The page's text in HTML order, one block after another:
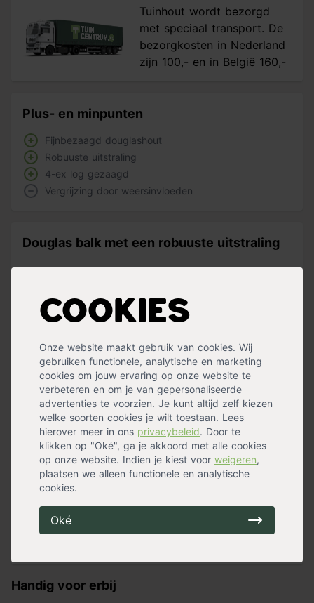
Cookies
Onze website maakt gebruik van cookies. Wij
gebruiken functionele, analytische en marketing
cookies om jouw ervaring op onze website te
verbeteren en om je van gepersonaliseerde
advertenties te voorzien. Je kunt altijd zelf kiezen
welke soorten cookies je wilt toestaan. Lees
hierover meer in ons privacybeleid. Door te
klikken op "Oké", ga je akkoord met alle cookies
op onze website. Indien je kiest voor weigeren,
plaatsen we alleen functionele en analytische
cookies.
Oké
Tuinhout wordt bezorgd
met speciaal transport. De
bezorgkosten in Nederland
zijn 100,- en in België 160,-
Plus- en minpunten
Fijnbezaagd douglashout
Robuuste uitstraling
4-ex log gezaagd
Vergrijzing door weersinvloeden
Douglas balk met een robuuste uitstraling
uiterlijk van het douglashout. Het bijzondere aan ons
douglashout is dat het4-ex logs gezaagd
met kopmaat 5x15 cm worden voornamelijktoegepast
als gordingen of spanten
voor onder andere veranda’s,
kapschuren en overkappingen. Ook worden deze balken
gebruikt als ligger voor een pergola of afdekregel voor
schuttingendie zijn geplaatst met 15x15 cm palen.
Lees meer »
Eigenschappen van douglashout
Onze ruwe douglas balken zijn vers gezaagd, waardoor
er in de eerste maanden kans is op vochtuittreding,
harsuittreding en werking van het hout. Houd verder ook
structuurverschil, kwasten en noesten die aanwezig
kunnen zijn op het hout. Dit is onoverkomelijk en heeft
vergrijst mooi. Ook blijft tijdens en na het vergrijzen de
mooie ‘vlam’ in het hout behouden. Wil je de originele
Specificaties
Materiaal
Levensduur
10 - 15 jaar
Handig voor erbij